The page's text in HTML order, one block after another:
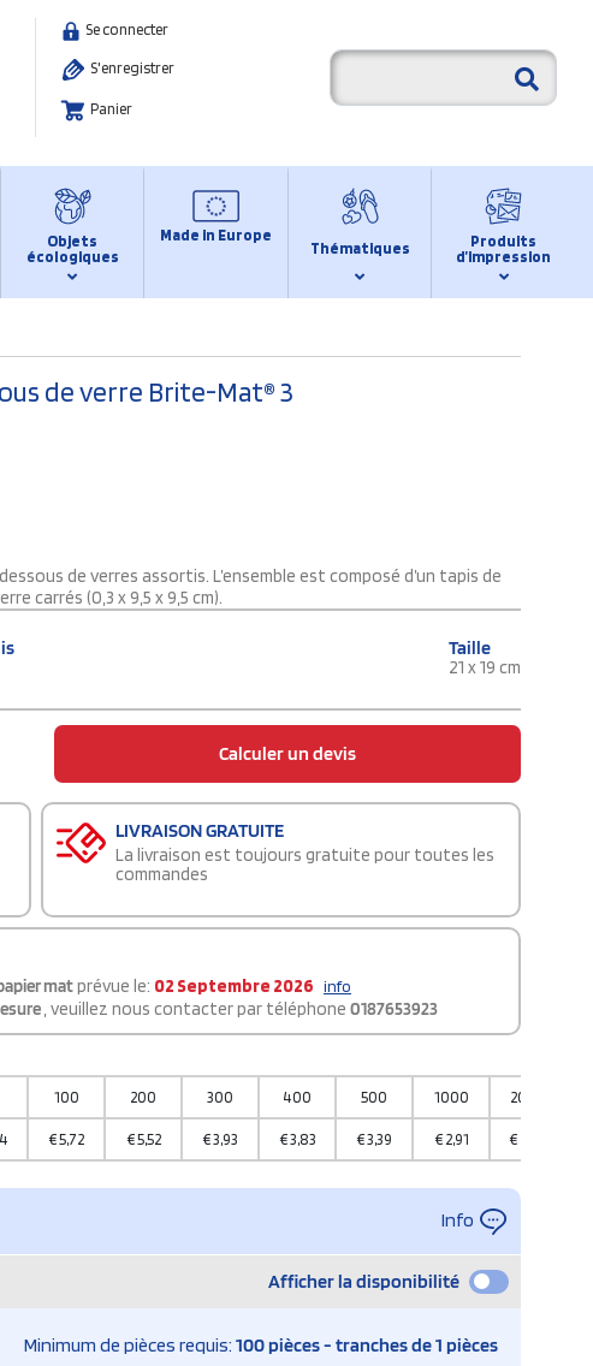
Se connecter
S'enregistrer
Panier
Objets
écologiques
Made in Europe
Thématiques
Produits
d’impression
de verre Brite-Mat® 3
de verres assortis. L’ensemble est composé d’un tapis de
carrés (0,3 x 9,5 x 9,5 cm).
Taille
21 x 19 cm
Calculer un devis
LIVRAISON GRATUITE
La livraison est toujours gratuite pour toutes les
commandes
matprévue le: 02 Septembre 2026 info
, veuillez nous contacter par téléphone 0187653923
100 200 300 400 500 1000 2000
€5,72 €5,52 €3,93 €3,83 €3,39 € 2,91 €
Info
Afficher la disponibilité
Minimum de pièces requis: 100 pièces - tranches de 1 pièces